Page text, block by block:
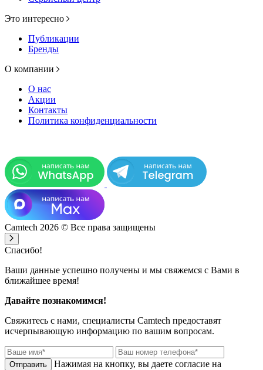
Это интересно
Публикации
Бренды
О компании
О нас
Акции
Контакты
Политика конфиденциальности
Camtech 2026 © Все права защищены
Спасибо!
Ваши данные успешно получены и мы свяжемся с Вами в
ближайшее время!
Давайте познакомимся!
Свяжитесь с нами, специалисты Camtech предоставят
исчерпывающую информацию по вашим вопросам.
Нажимая на кнопку, вы даете согласие на